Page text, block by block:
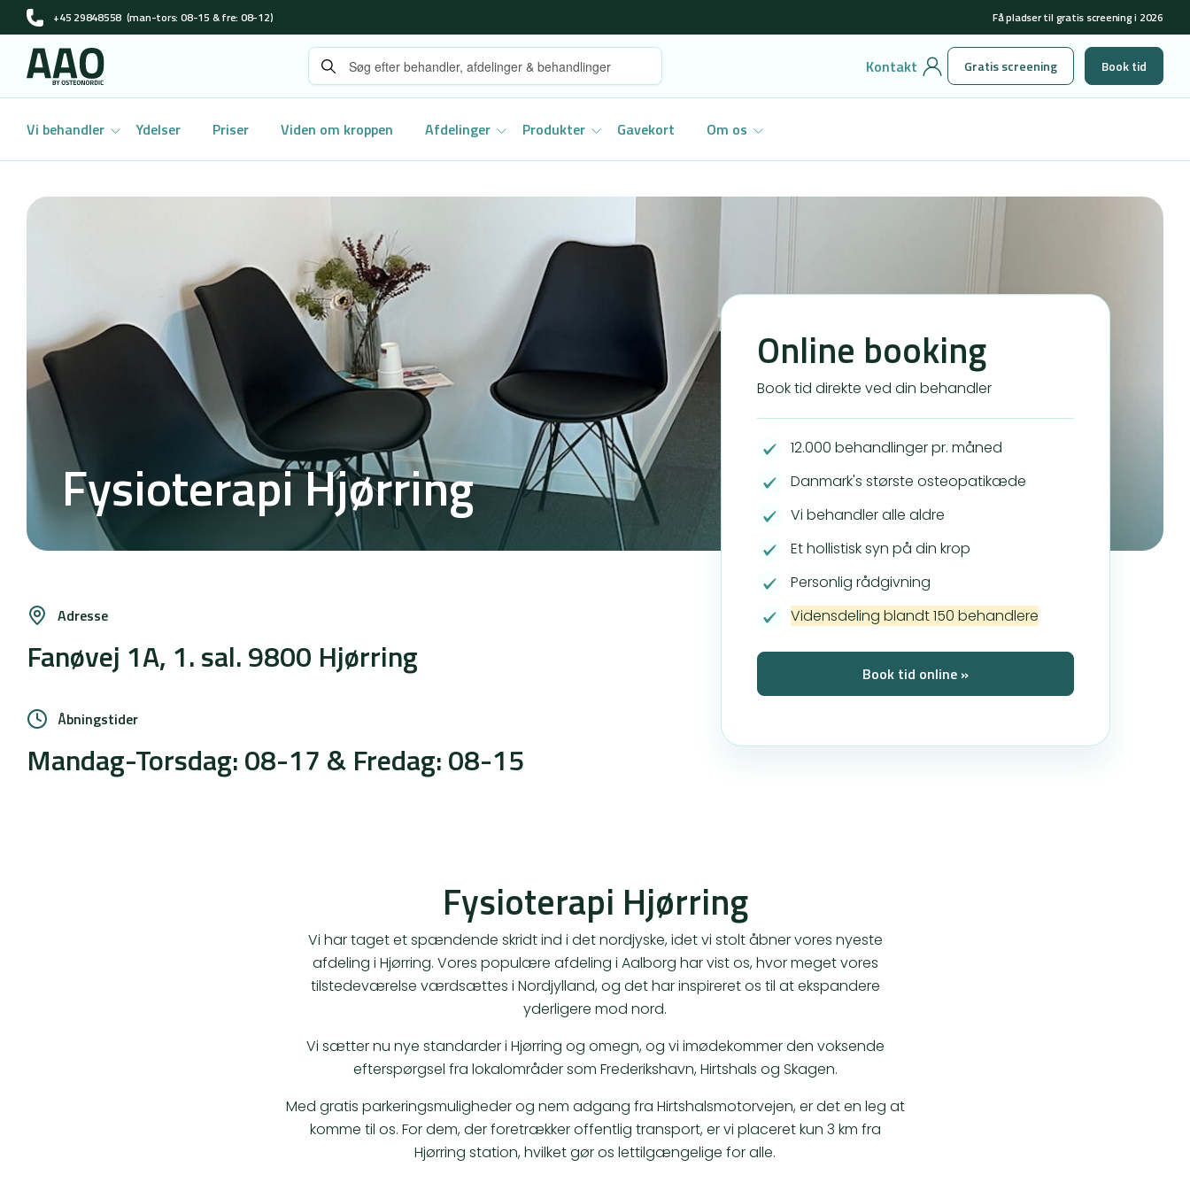
+45 29848558 (man-tors: 08-15 & fre: 08-12) Få pladser til gratis screening i 2026
Kontakt Gratis screening Book tid
Vi behandler Ydelser Priser Viden om kroppen Afdelinger Produkter Gavekort Om os
Fysioterapi Hjørring
Adresse
Fanøvej 1A, 1. sal. 9800 Hjørring
Åbningstider
Mandag-Torsdag: 08-17 & Fredag: 08-15
Online booking
Book tid direkte ved din behandler
12.000 behandlinger pr. måned
Danmark's største osteopatikæde
Vi behandler alle aldre
Et hollistisk syn på din krop
Personlig rådgivning
Vidensdeling blandt 150 behandlere
Book tid online »
Fysioterapi Hjørring
Vi har taget et spændende skridt ind i det nordjyske, idet vi stolt åbner vores nyeste
afdeling i Hjørring. Vores populære afdeling i Aalborg har vist os, hvor meget vores
tilstedeværelse værdsættes i Nordjylland, og det har inspireret os til at ekspandere
yderligere mod nord.
Vi sætter nu nye standarder i Hjørring og omegn, og vi imødekommer den voksende
efterspørgsel fra lokalområder som Frederikshavn, Hirtshals og Skagen.
Med gratis parkeringsmuligheder og nem adgang fra Hirtshalsmotorvejen, er det en leg at
komme til os. For dem, der foretrækker offentlig transport, er vi placeret kun 3 km fra
Hjørring station, hvilket gør os lettilgængelige for alle.